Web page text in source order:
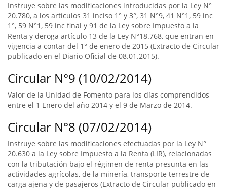
Instruye sobre las modificaciones introducidas por la Ley N°
20.780, a los artículos 31 inciso 1° y 3°, 31 N°9, 41 N°1, 59 inc
1°, 59 N°1, 59 inc final y 91 de la Ley sobre Impuesto a la
Renta y deroga artículo 13 de la Ley N°18.768, que entran en
vigencia a contar del 1° de enero de 2015 (Extracto de Circular
publicado en el Diario Oficial de 08.01.2015).
Circular N°9 (10/02/2014)
Valor de la Unidad de Fomento para los días comprendidos
entre el 1 Enero del año 2014 y el 9 de Marzo de 2014.
Circular N°8 (07/02/2014)
Instruye sobre las modificaciones efectuadas por la Ley N°
20.630 a la Ley sobre Impuesto a la Renta (LIR), relacionadas
con la tributación bajo el régimen de renta presunta en las
actividades agrícolas, de la minería, transporte terrestre de
carga ajena y de pasajeros (Extracto de Circular publicado en